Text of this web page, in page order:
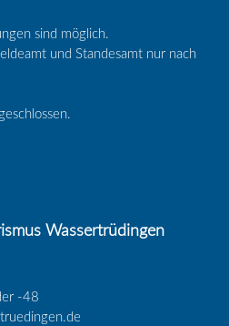
sind möglich.
und Standesamt nur nach
Wassertrüdingen
-48